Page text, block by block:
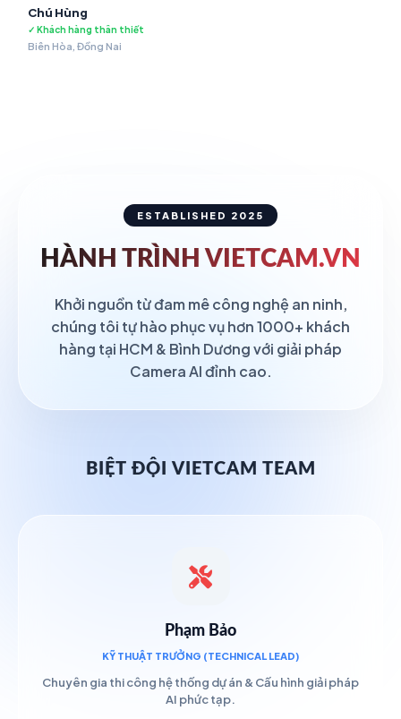
Chú Hùng
✓ Khách hàng thân thiết
Biên Hòa, Đồng Nai
ESTABLISHED 2025
HÀNH TRÌNH VIETCAM.VN
Khởi nguồn từ đam mê công nghệ an ninh,
chúng tôi tự hào phục vụ hơn 1000+ khách
hàng tại HCM & Bình Dương với giải pháp
Camera AI đỉnh cao.
BIỆT ĐỘI VIETCAM TEAM
Phạm Bảo
KỸ THUẬT TRƯỞNG (TECHNICAL LEAD)
Chuyên gia thi công hệ thống dự án & Cấu hình giải pháp
AI phức tạp.